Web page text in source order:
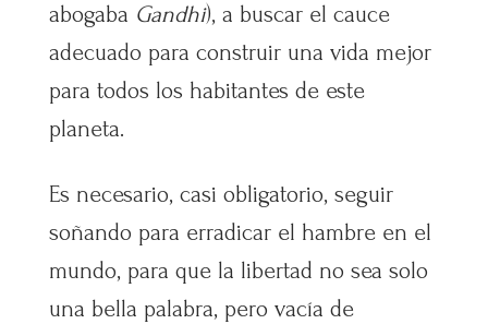
abogaba Gandhi), a buscar el cauce
adecuado para construir una vida mejor
para todos los habitantes de este
planeta.
Es necesario, casi obligatorio, seguir
soñando para erradicar el hambre en el
mundo, para que la libertad no sea solo
una bella palabra, pero vacía de